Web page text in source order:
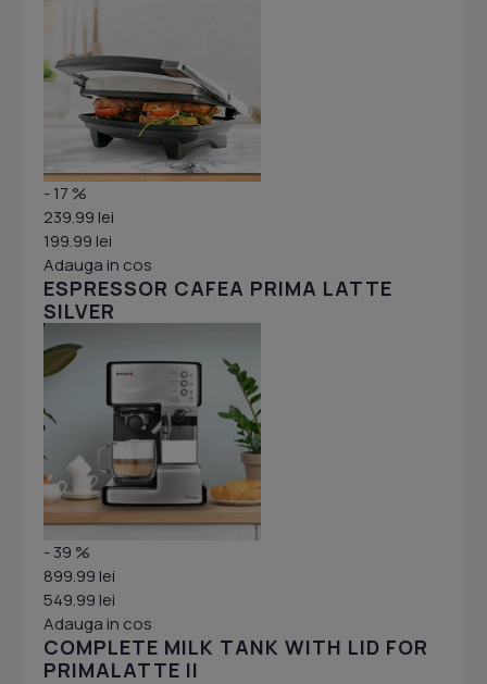
- 17 %
239.99 lei
199.99 lei
Adauga in cos
ESPRESSOR CAFEA PRIMA LATTE
SILVER
- 39 %
899.99 lei
549.99 lei
Adauga in cos
COMPLETE MILK TANK WITH LID FOR
PRIMALATTE II